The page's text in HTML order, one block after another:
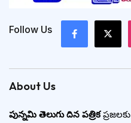
Follow Us
About Us
పున్నమి తెలుగు దిన పత్రికప్రజలకు